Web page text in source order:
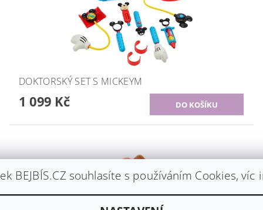
DOKTORSKÝ SET S MICKEYM
1 099 Kč
BEJBÍS.CZ souhlasíte s používáním Cookies,